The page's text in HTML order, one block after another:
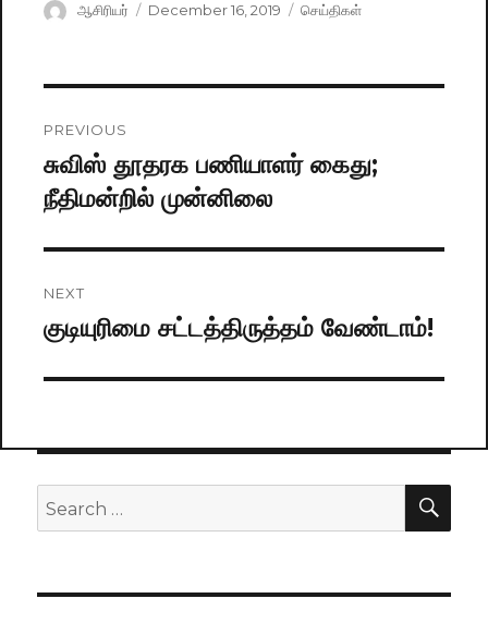
Author
ஆசிரியர்
Posted
December 16, 2019 Categories
செய்திகள்
navigation
PREVIOUS
Previous
post:
சுவிஸ் தூதரக பணியாளர் கைது;
நீதிமன்றில் முன்னிலை
NEXT
Next
குடியுரிமை சட்டத்திருத்தம் வேண்டாம்!
Search
for: